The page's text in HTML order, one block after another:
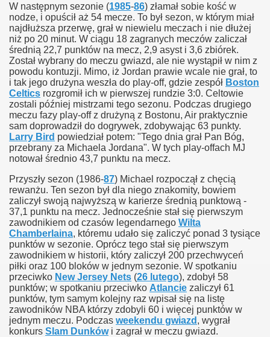
W następnym sezonie (1985-86) złamał sobie kość w
nodze, i opuścił aż 54 mecze. To był sezon, w którym miał
najdłuższa przerwę, grał w niewielu meczach i nie dłużej
niż po 20 minut. W ciągu 18 zagranych meczów zaliczał
średnią 22,7 punktów na mecz, 2,9 asyst i 3,6 zbiórek.
Został wybrany do meczu gwiazd, ale nie wystąpił w nim z
powodu kontuzji. Mimo, iż Jordan prawie wcale nie grał, to
i tak jego drużyna weszła do play-off, gdzie zespół Boston
Celtics rozgromił ich w pierwszej rundzie 3:0. Celtowie
zostali później mistrzami tego sezonu. Podczas drugiego
meczu fazy play-off z drużyną z Bostonu, Air praktycznie
sam doprowadził do dogrywek, zdobywając 63 punkty.
Larry Bird powiedział potem: "Tego dnia grał Pan Bóg,
przebrany za Michaela Jordana". W tych play-offach MJ
notował średnio 43,7 punktu na mecz.
Przyszły sezon (1986-87) Michael rozpoczął z chęcią
rewanżu. Ten sezon był dla niego znakomity, bowiem
zaliczył swoją najwyższą w karierze średnią punktową -
37,1 punktu na mecz. Jednocześnie stał się pierwszym
zawodnikiem od czasów legendarnego Wilta
Chamberlaina, któremu udało się zaliczyć ponad 3 tysiące
punktów w sezonie. Oprócz tego stał się pierwszym
zawodnikiem w historii, który zaliczył 200 przechwyceń
piłki oraz 100 bloków w jednym sezonie. W spotkaniu
przeciwko New Jersey Nets (26 lutego), zdobył 58
punktów; w spotkaniu przeciwko Atlancie zaliczył 61
punktów, tym samym kolejny raz wpisał się na listę
zawodników NBA którzy zdobyli 60 i więcej punktów w
jednym meczu. Podczas weekendu gwiazd , wygrał
konkurs Slam Dunkówi zagrał w meczu gwiazd.